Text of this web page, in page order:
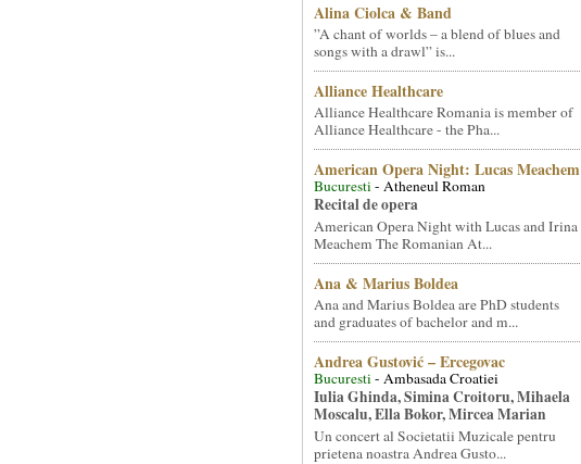
Alina Ciolca & Band
”A chant of worlds – a blend of blues and
songs with a drawl” is...
Alliance Healthcare
Alliance Healthcare Romania is member of
Alliance Healthcare - the Pha...
American Opera Night: Lucas Meachem
Bucuresti- Atheneul Roman
Recital de opera
American Opera Night with Lucas and Irina
Meachem The Romanian At...
Ana & Marius Boldea
Ana and Marius Boldea are PhD students
and graduates of bachelor and m...
Andrea Gustović – Ercegovac
Bucuresti- Ambasada Croatiei
Iulia Ghinda, Simina Croitoru, Mihaela
Moscalu, Ella Bokor, Mircea Marian
Un concert al Societatii Muzicale pentru
prietena noastra Andrea Gusto...